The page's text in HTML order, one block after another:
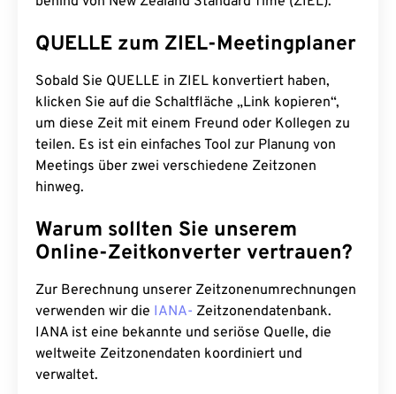
QUELLE zum ZIEL-Meetingplaner
Sobald Sie QUELLE in ZIEL konvertiert haben,
klicken Sie auf die Schaltfläche „Link kopieren“,
um diese Zeit mit einem Freund oder Kollegen zu
teilen. Es ist ein einfaches Tool zur Planung von
Meetings über zwei verschiedene Zeitzonen
hinweg.
Warum sollten Sie unserem
Online-Zeitkonverter vertrauen?
Zur Berechnung unserer Zeitzonenumrechnungen
verwenden wir die IANA- Zeitzonendatenbank.
IANA ist eine bekannte und seriöse Quelle, die
weltweite Zeitzonendaten koordiniert und
verwaltet.